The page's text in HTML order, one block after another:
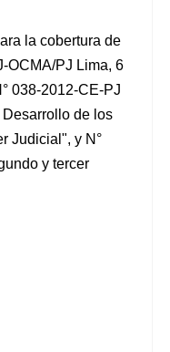
la cobertura de
OCMA/PJ Lima, 6
038-2012-CE-PJ
de los
Judicial", y N°
y tercer